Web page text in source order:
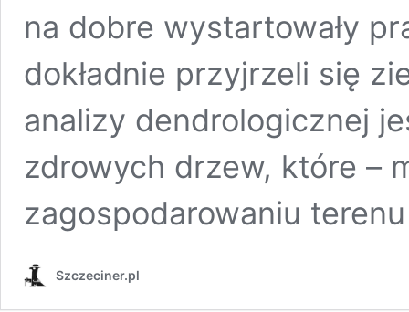
na dobre wystartowały
dokładnie przyjrzeli się
analizy dendrologicznej
zdrowych drzew, które –
zagospodarowaniu
Szczeciner.pl